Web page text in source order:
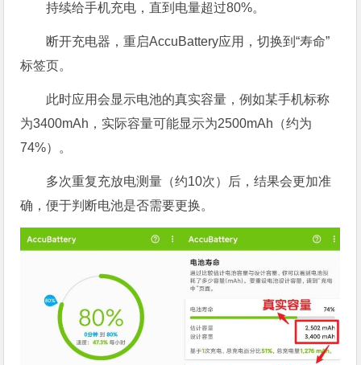
持续给手机充电，直到电量超过80%。
断开充电器，重启AccuBattery应用，切换到“寿命”
标签页。
此时应用会显示电池的真实容量，例如某手机标称
为3400mAh，实际容量可能显示为2500mAh（约为
74%）。
多次重复充放电测量（约10次）后，结果会更加准
确，便于判断电池是否需要更换。